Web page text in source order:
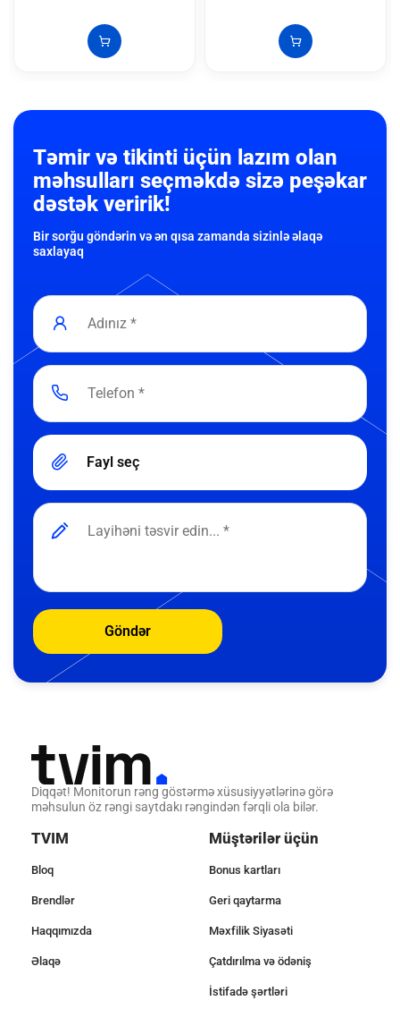
Təmir və tikinti üçün lazım olan
məhsulları seçməkdə sizə peşəkar
dəstək veririk!
Bir sorğu göndərin və ən qısa zamanda sizinlə əlaqə
saxlayaq
Fayl seç
Göndər
Diqqət! Monitorun rəng göstərmə xüsusiyyətlərinə görə
məhsulun öz rəngi saytdakı rəngindən fərqli ola bilər.
TVIM
Bloq
Brendlər
Haqqımızda
Əlaqə
Müştərilər üçün
Bonus kartları
Geri qaytarma
Məxfilik Siyasəti
Çatdırılma və ödəniş
İstifadə şərtləri